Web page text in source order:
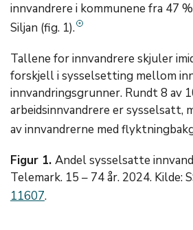
innvandrere i kommunene fra 47
Siljan (fig. 1).
Tallene for innvandrere skjuler
forskjell i sysselsetting mellom
innvandringsgrunner. Rundt 8 av
arbeidsinnvandrere er sysselsatt,
av innvandrerne med
Figur 1. Andel sysselsatte
Telemark. 15 – 74 år. 2024. Kilde:
11607.